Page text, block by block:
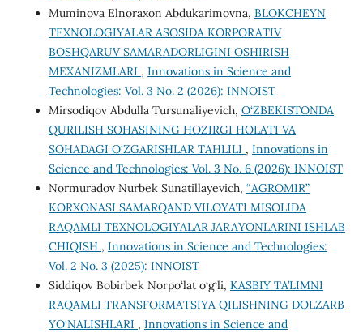
Muminova Elnoraxon Abdukarimovna, BLOKCHEYN
TEXNOLOGIYALAR ASOSIDA KORPORATIV
BOSHQARUV SAMARADORLIGINI OSHIRISH
MEXANIZMLARI , Innovations in Science and
Technologies: Vol. 3 No. 2 (2026): INNOIST
Mirsodiqov Abdulla Tursunaliyevich, O‘ZBEKISTONDA
QURILISH SOHASINING HOZIRGI HOLATI VA
SOHADAGI O‘ZGARISHLAR TAHLILI , Innovations in
Science and Technologies: Vol. 3 No. 6 (2026): INNOIST
Normuradov Nurbek Sunatillayevich, “АGROMIR”
KORXONASI SAMARQAND VILOYATI MISOLIDA
RAQAMLI TEXNOLOGIYALAR JARAYONLARINI ISHLAB
CHIQISH , Innovations in Science and Technologies:
Vol. 2 No. 3 (2025): INNOIST
Siddiqov Bobirbek Norpo‘lat o‘g‘li, KASBIY TA’LIMNI
RAQAMLI TRANSFORMATSIYA QILISHNING DOLZARB
YO‘NALISHLARI , Innovations in Science and